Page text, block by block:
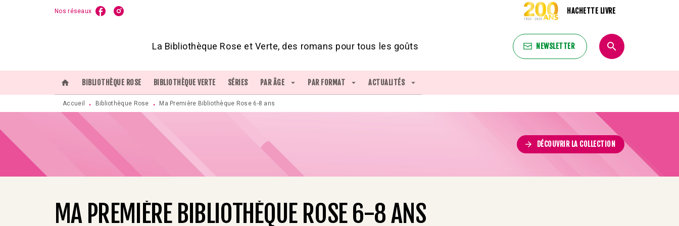
RECHERCHE
Nos réseaux HACHETTE LIVRE
La Bibliothèque Rose et Verte, des romans pour tous les goûts NEWSLETTER search
home BIBLIOTHÈQUE ROSE BIBLIOTHÈQUE VERTE SÉRIES PAR ÂGE arrow_drop_down PAR FORMAT arrow_drop_down ACTUALITÉS arrow_drop_down
search
Accueil • Bibliothèque Rose • Ma Première Bibliothèque Rose 6-8 ans
arrow_forward DÉCOUVRIR LA COLLECTION
MA PREMIÈRE BIBLIOTHÈQUE ROSE 6-8 ANS